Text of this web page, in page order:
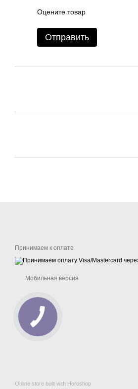
Оцените товар
Отправить
Принимаем к оплате
Мобильная версия
Online store built with Horoshop